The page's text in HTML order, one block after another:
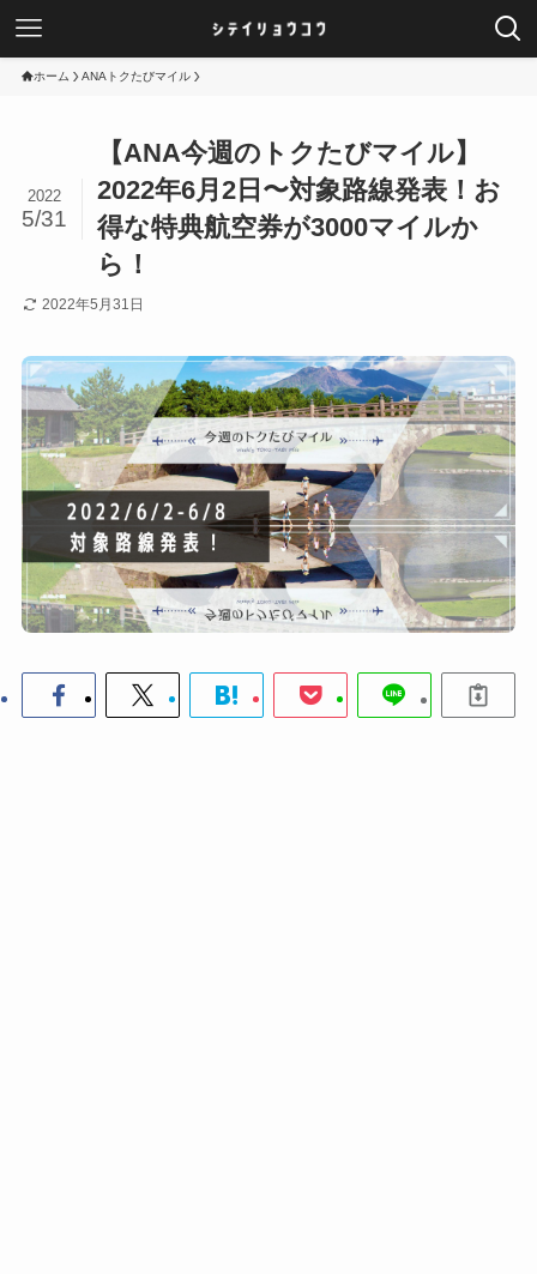
ホーム ANAトクたびマイル
【ANA今週のトクたびマイル】
2022年6月2日〜対象路線発表！お
得な特典航空券が3000マイルか
ら！
2022
5/31
2022年5月31日